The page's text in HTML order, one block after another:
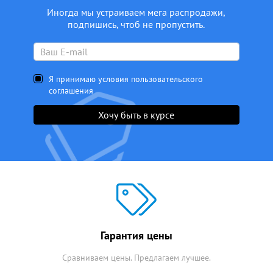
Иногда мы устраиваем мега распродажи,
подпишись, чтоб не пропустить.
Я принимаю условия пользовательского
соглашения
Хочу быть в курсе
Гарантия цены
Сравниваем цены. Предлагаем лучшее.